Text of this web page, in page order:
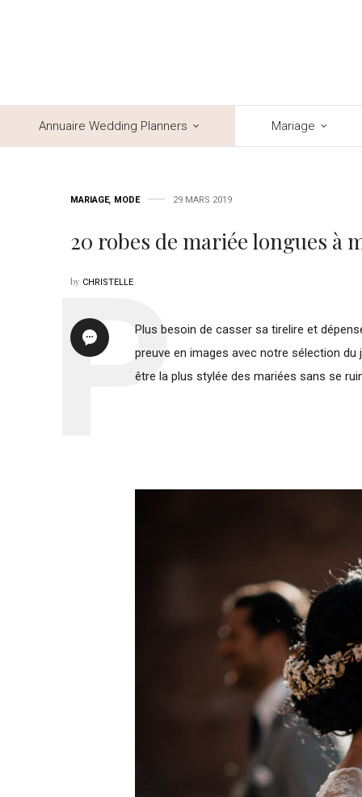
Annuaire Wedding Planners Mariage
MARIAGE, MODE 29 MARS 2019
20 robes de mariée longues à
by CHRISTELLE
Plus besoin de casser sa tirelire et
preuve en images avec notre sélection
être la plus stylée des mariées sans se